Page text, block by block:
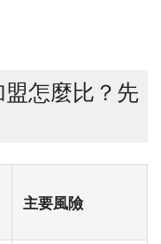
怎麼比？先
主要風險